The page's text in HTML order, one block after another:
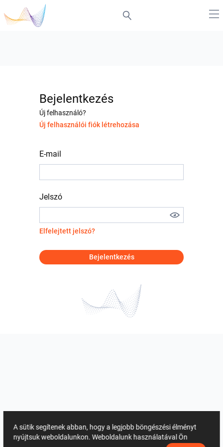
Bejelentkezés
Új felhasználó?
Új felhasználói fiók létrehozása
E-mail
Jelszó
Elfelejtett jelszó?
Bejelentkezés
A sütik segítenek abban, hogy a legjobb böngészési élményt
nyújtsuk weboldalunkon. Weboldalunk használatával Ön